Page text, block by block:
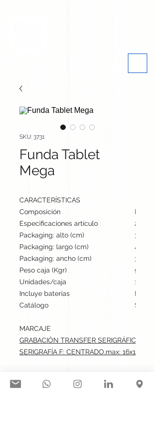
SKU: 3731
Funda Tablet
Mega
CARACTERÍSTICAS
Composición
Especificaciones artículo
28
Packaging: alto (cm)
32
Packaging: largo (cm)
49
Packaging: ancho (cm)
32
Peso caja (Kgr)
9
Unidades/caja
100
Incluye baterías
No
Catálogo
Stock
MARCAJE
GRABACIÓN TRANSFER SERIGRÁFICO:
SERIGRAFÍA F: CENTRADO.max: 16x14 cm